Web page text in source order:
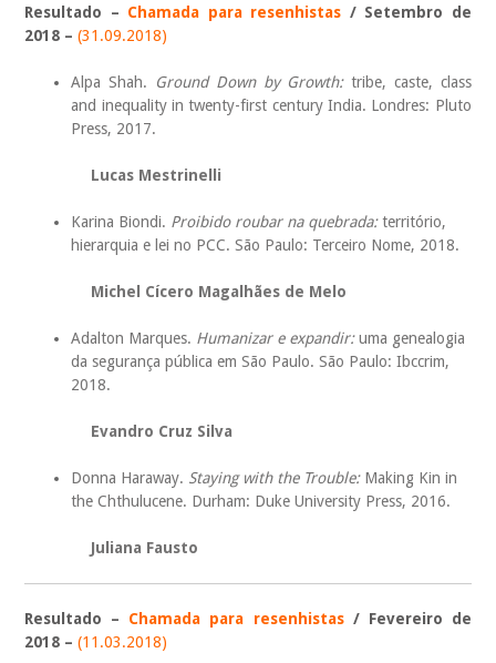
Resultado – Chamada para resenhistas / Setembro de
2018 –(31.09.2018)
Alpa Shah. Ground Down by Growth:tribe, caste, class
and inequality in twenty-first century India. Londres: Pluto
Press, 2017.
Lucas Mestrinelli
Karina Biondi. Proibido roubar na quebrada:território,
hierarquia e lei no PCC. São Paulo: Terceiro Nome, 2018.
Michel Cícero Magalhães de Melo
Adalton Marques. Humanizar e expandir:uma genealogia
da segurança pública em São Paulo. São Paulo: Ibccrim,
2018.
Evandro Cruz Silva
Donna Haraway. Staying with the Trouble: Making Kin in
the Chthulucene. Durham: Duke University Press, 2016.
Juliana Fausto
Resultado – Chamada para resenhistas/ Fevereiro de
2018 –(11.03.2018)